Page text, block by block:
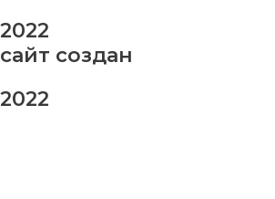
2022
сайт создан
2022